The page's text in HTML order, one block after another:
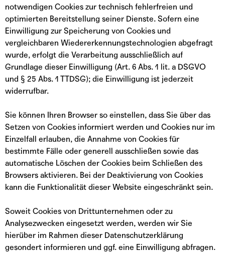
notwendigen Cookies zur technisch fehlerfreien und
optimierten Bereitstellung seiner Dienste. Sofern eine
Einwilligung zur Speicherung von Cookies und
vergleichbaren Wiedererkennungstechnologien abgefragt
wurde, erfolgt die Verarbeitung ausschließlich auf
Grundlage dieser Einwilligung (Art. 6 Abs. 1 lit. a DSGVO
und § 25 Abs. 1 TTDSG); die Einwilligung ist jederzeit
widerrufbar.
Sie können Ihren Browser so einstellen, dass Sie über das
Setzen von Cookies informiert werden und Cookies nur im
Einzelfall erlauben, die Annahme von Cookies für
bestimmte Fälle oder generell ausschließen sowie das
automatische Löschen der Cookies beim Schließen des
Browsers aktivieren. Bei der Deaktivierung von Cookies
kann die Funktionalität dieser Website eingeschränkt sein.
Soweit Cookies von Drittunternehmen oder zu
Analysezwecken eingesetzt werden, werden wir Sie
hierüber im Rahmen dieser Datenschutzerklärung
gesondert informieren und ggf. eine Einwilligung abfragen.